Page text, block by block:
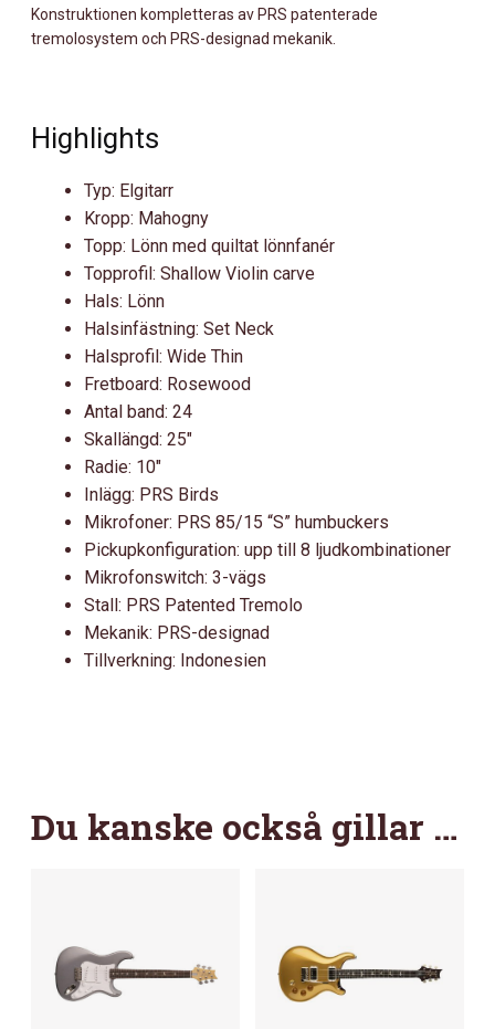
Konstruktionen kompletteras av PRS patenterade
tremolosystem och PRS-designad mekanik.
Highlights
Typ: Elgitarr
Kropp: Mahogny
Topp: Lönn med quiltat lönnfanér
Topprofil: Shallow Violin carve
Hals: Lönn
Halsinfästning: Set Neck
Halsprofil: Wide Thin
Fretboard: Rosewood
Antal band: 24
Skallängd: 25″
Radie: 10″
Inlägg: PRS Birds
Mikrofoner: PRS 85/15 “S” humbuckers
Pickupkonfiguration: upp till 8 ljudkombinationer
Mikrofonswitch: 3-vägs
Stall: PRS Patented Tremolo
Mekanik: PRS-designad
Tillverkning: Indonesien
Du kanske också gillar …